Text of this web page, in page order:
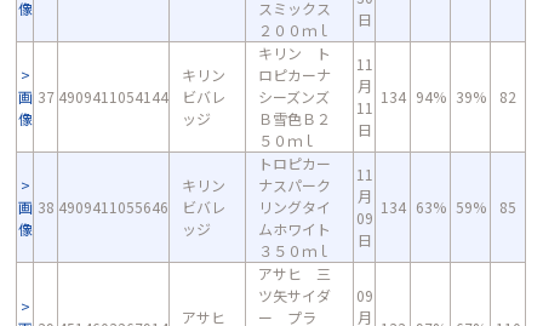
像
スミックス
２００ｍｌ
日
画
像
37 4909411054144
キリン
ビバレ
ッジ
キリン ト
ロピカーナ
シーズンズ
Ｂ雪色Ｂ２
５０ｍｌ
11
月
11
日
134 94% 39% 82
画
像
38 4909411055646
キリン
ビバレ
ッジ
トロピカー
ナスパーク
リングタイ
ムホワイト
３５０ｍｌ
11
月
09
日
134 63% 59% 85
アサヒ
アサヒ 三
ツ矢サイダ
ー プラ
09
月